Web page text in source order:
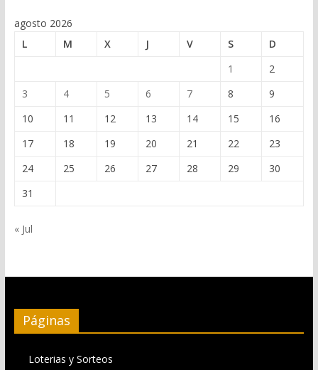
agosto 2026
L
M X J V S
D
1
2
3
4 5 6 7 8
9
10
11 12 13 14 15
16
17
18 19 20 21 22
23
24
25 26 27 28 29
30
31
« Jul
Páginas
Loterias y Sorteos